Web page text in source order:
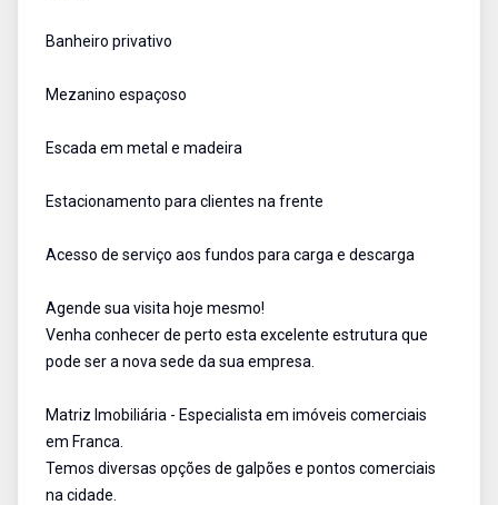
Banheiro privativo
Mezanino espaçoso
Escada em metal e madeira
Estacionamento para clientes na frente
Acesso de serviço aos fundos para carga e descarga
Agende sua visita hoje mesmo!
Venha conhecer de perto esta excelente estrutura que
pode ser a nova sede da sua empresa.
Matriz Imobiliária - Especialista em imóveis comerciais
em Franca.
Temos diversas opções de galpões e pontos comerciais
na cidade.